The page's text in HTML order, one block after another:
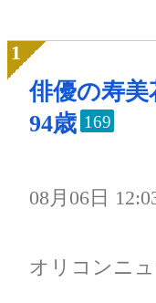
俳優の寿美
94歳 169
08月06日
オリコンニ